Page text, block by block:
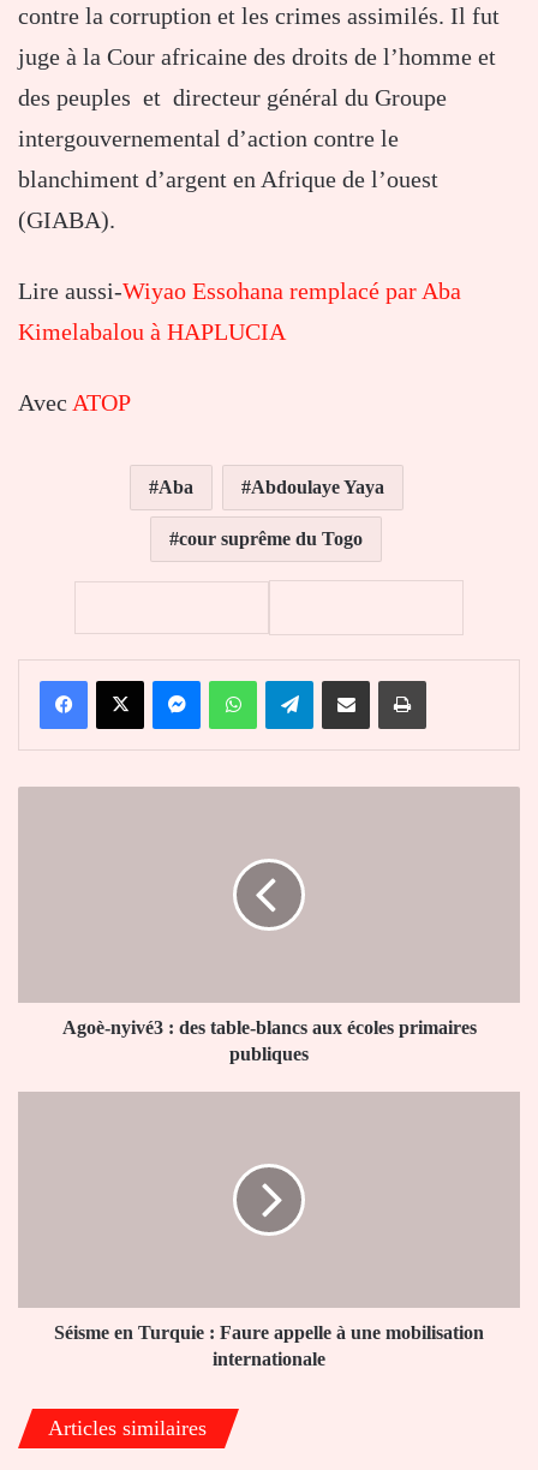
contre la corruption et les crimes assimilés. Il fut
juge à la Cour africaine des droits de l’homme et
des peuples et directeur général du Groupe
intergouvernemental d’action contre le
blanchiment d’argent en Afrique de l’ouest
(GIABA).
Lire aussi-Wiyao Essohana remplacé par Aba
Kimelabalou à HAPLUCIA
Avec ATOP
Aba Abdoulaye Yaya
cour suprême du Togo
FacebookX MessengerWhatsAppTelegramPartager par email Imprimer
primaires
publiquesAgoè-nyivé3 : des table-blancs aux écoles primaires
publiques
mobilisation
internationale
Séisme en Turquie : Faure appelle à une mobilisation
internationale
Articles similaires